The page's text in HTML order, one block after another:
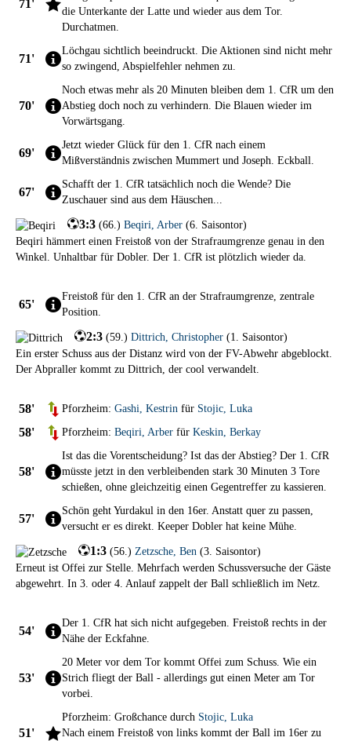
71'
die Unterkante der Latte und wieder aus dem Tor.
Durchatmen.
71'
Löchgau sichtlich beeindruckt. Die Aktionen sind nicht mehr
so zwingend, Abspielfehler nehmen zu.
70'
Noch etwas mehr als 20 Minuten bleiben dem 1. CfR um den
Abstieg doch noch zu verhindern. Die Blauen wieder im
Vorwärtsgang.
69'
Jetzt wieder Glück für den 1. CfR nach einem
Mißverständnis zwischen Mummert und Joseph. Eckball.
67'
Schafft der 1. CfR tatsächlich noch die Wende? Die
Zuschauer sind aus dem Häuschen...
3:3 (66.) Beqiri, Arber (6. Saisontor)
Beqiri hämmert einen Freistoß von der Strafraumgrenze genau in den
Winkel. Unhaltbar für Dobler. Der 1. CfR ist plötzlich wieder da.
65'
Freistoß für den 1. CfR an der Strafraumgrenze, zentrale
Position.
2:3 (59.) Dittrich, Christopher (1. Saisontor)
Ein erster Schuss aus der Distanz wird von der FV-Abwehr abgeblockt.
Der Abpraller kommt zu Dittrich, der cool verwandelt.
58' Pforzheim: Gashi, Kestrin für Stojic, Luka
58' Pforzheim: Beqiri, Arber für Keskin, Berkay
58'
Ist das die Vorentscheidung? Ist das der Abstieg? Der 1. CfR
müsste jetzt in den verbleibenden stark 30 Minuten 3 Tore
schießen, ohne gleichzeitig einen Gegentreffer zu kassieren.
57'
Schön geht Yurdakul in den 16er. Anstatt quer zu passen,
versucht er es direkt. Keeper Dobler hat keine Mühe.
1:3 (56.) Zetzsche, Ben (3. Saisontor)
Erneut ist Offei zur Stelle. Mehrfach werden Schussversuche der Gäste
abgewehrt. In 3. oder 4. Anlauf zappelt der Ball schließlich im Netz.
54'
Der 1. CfR hat sich nicht aufgegeben. Freistoß rechts in der
Nähe der Eckfahne.
53'
20 Meter vor dem Tor kommt Offei zum Schuss. Wie ein
Strich fliegt der Ball - allerdings gut einen Meter am Tor
vorbei.
51'
Pforzheim: Großchance durch Stojic, Luka
Nach einem Freistoß von links kommt der Ball im 16er zu